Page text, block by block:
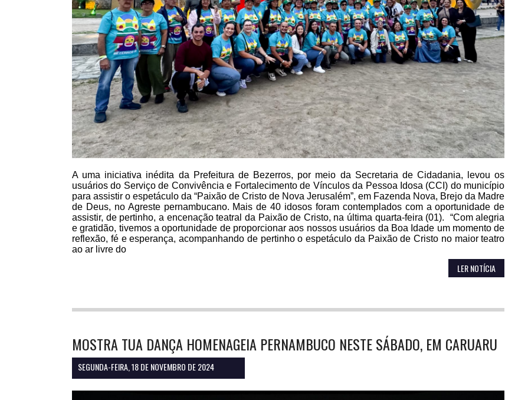
A uma iniciativa inédita da Prefeitura de Bezerros, por meio da Secretaria de Cidadania, levou os
usuários do Serviço de Convivência e Fortalecimento de Vínculos da Pessoa Idosa (CCI) do município
para assistir o espetáculo da “Paixão de Cristo de Nova Jerusalém”, em Fazenda Nova, Brejo da Madre
de Deus, no Agreste pernambucano. Mais de 40 idosos foram contemplados com a oportunidade de
assistir, de pertinho, a encenação teatral da Paixão de Cristo, na última quarta-feira (01). “Com alegria
e gratidão, tivemos a oportunidade de proporcionar aos nossos usuários da Boa Idade um momento de
reflexão, fé e esperança, acompanhando de pertinho o espetáculo da Paixão de Cristo no maior teatro
ao ar livre do
LER NOTÍCIA
MOSTRA TUA DANÇA HOMENAGEIA PERNAMBUCO NESTE SÁBADO, EM CARUARU
SEGUNDA-FEIRA, 18 DE NOVEMBRO DE 2024